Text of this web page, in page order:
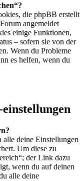
die phpBB erstellt
angemeldet
einige Funktionen,
– sofern sie von der
Wenn du Probleme
es helfen, wenn du
alle deine Einstellungen
Um diese zu
der Link dazu
wenn du auf deinen
alle deine